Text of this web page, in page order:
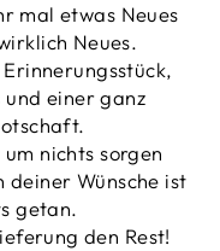
mal etwas Neues
Neues.
und einer ganz
nichts sorgen
deiner Wünsche ist
getan.
den Rest!